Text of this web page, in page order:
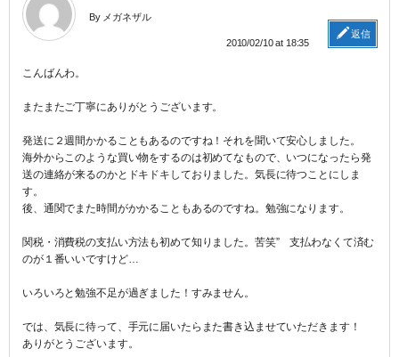
By メガネザル
2010/02/10 at 18:35
返信
こんばんわ。
またまたご丁寧にありがとうございます。
発送に２週間かかることもあるのですね！それを聞いて安心しました。
海外からこのような買い物をするのは初めてなもので、いつになったら発
送の連絡が来るのかとドキドキしておりました。気長に待つことにしま
す。
後、通関でまた時間がかかることもあるのですね。勉強になります。
関税・消費税の支払い方法も初めて知りました。苦笑” 支払わなくて済む
のが１番いいですけど…
いろいろと勉強不足が過ぎました！すみません。
では、気長に待って、手元に届いたらまた書き込ませていただきます！
ありがとうございます。